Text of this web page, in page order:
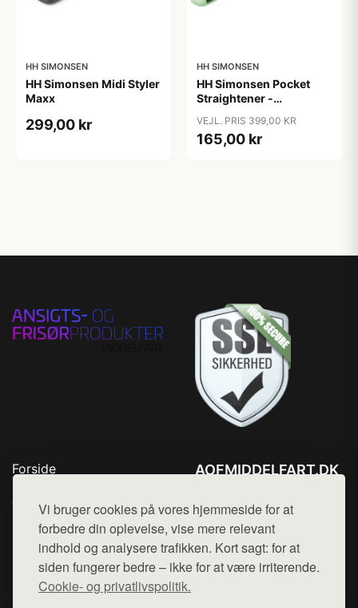
Vi bruger cookies på vores hjemmeside for at
forbedre din oplevelse, vise mere relevant
indhold og analysere trafikken. Kort sagt: for at
siden fungerer bedre – ikke for at være irriterende.
Cookie- og privatlivspolitik.
HH SIMONSEN
HH Simonsen Midi Styler
Maxx
299,00 kr
HH SIMONSEN
HH Simonsen Pocket
Straightener -
(Limited Edition)
VEJL. PRIS 399,00 KR
165,00 kr
Forside
Top Rabatter
Blog
Kontakt
AOFMIDDELFART.DK
Mail: hej@want.dk
Cookie- og privatlivspolitik